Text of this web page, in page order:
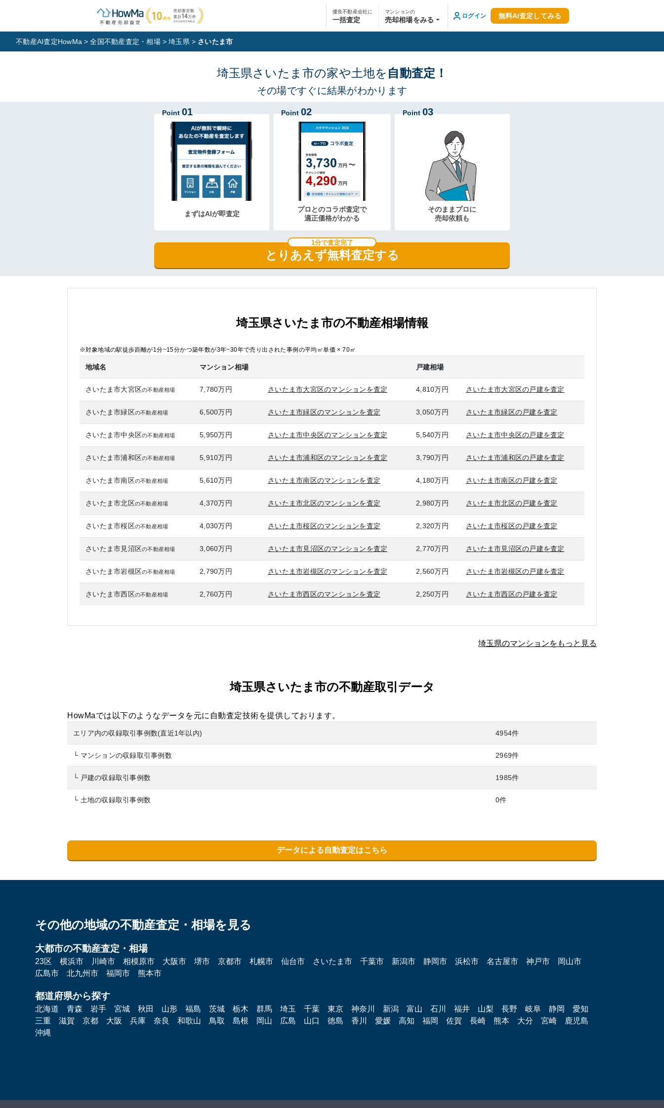
優良不動産会社に
一括査定
マンションの
売却相場をみる
ログイン 無料AI査定してみる
不動産AI査定HowMa > 全国不動産査定・相場 > 埼玉県 > さいたま市
埼玉県さいたま市の家や土地を 自動査定！
その場ですぐに結果がわかります
Point 01
まずはAIが即査定
Point 02
プロとのコラボ査定で
適正価格がわかる
Point 03
そのままプロに
売却依頼も
とりあえず無料査定する
1分で査定完了
埼玉県さいたま市の不動産相場情報
※対象地域の駅徒歩距離が1分~15分かつ築年数が3年~30年で売り出された事例の平均㎡単価 × 70㎡
地域名 マンション相場 戸建相場
さいたま市大宮区の不動産相場 7,780万円 さいたま市大宮区のマンションを査定 4,810万円 さいたま市大宮区の戸建を査定
さいたま市緑区の不動産相場 6,500万円 さいたま市緑区のマンションを査定 3,050万円 さいたま市緑区の戸建を査定
さいたま市中央区の不動産相場 5,950万円 さいたま市中央区のマンションを査定 5,540万円 さいたま市中央区の戸建を査定
さいたま市浦和区の不動産相場 5,910万円 さいたま市浦和区のマンションを査定 3,790万円 さいたま市浦和区の戸建を査定
さいたま市南区の不動産相場 5,610万円 さいたま市南区のマンションを査定 4,180万円 さいたま市南区の戸建を査定
さいたま市北区の不動産相場 4,370万円 さいたま市北区のマンションを査定 2,980万円 さいたま市北区の戸建を査定
さいたま市桜区の不動産相場 4,030万円 さいたま市桜区のマンションを査定 2,320万円 さいたま市桜区の戸建を査定
さいたま市見沼区の不動産相場 3,060万円 さいたま市見沼区のマンションを査定 2,770万円 さいたま市見沼区の戸建を査定
さいたま市岩槻区の不動産相場 2,790万円 さいたま市岩槻区のマンションを査定 2,560万円 さいたま市岩槻区の戸建を査定
さいたま市西区の不動産相場 2,760万円 さいたま市西区のマンションを査定 2,250万円 さいたま市西区の戸建を査定
埼玉県のマンションをもっと見る
埼玉県さいたま市の不動産取引データ
HowMaでは以下のようなデータを元に自動査定技術を提供しております。
エリア内の収録取引事例数(直近1年以内) 4954件
└ マンションの収録取引事例数 2969件
└ 戸建の収録取引事例数 1985件
└ 土地の収録取引事例数 0件
データによる自動査定はこちら
その他の地域の不動産査定・相場を見る
大都市の不動産査定・相場
23区 横浜市 川崎市 相模原市 大阪市 堺市 京都市 札幌市 仙台市 さいたま市 千葉市 新潟市 静岡市 浜松市 名古屋市 神戸市
岡山市
広島市
北九州市 福岡市 熊本市
都道府県から探す
北海道 青森 岩手 宮城 秋田 山形 福島 茨城 栃木 群馬 埼玉 千葉 東京 神奈川 新潟 富山 石川 福井 山梨 長野 岐阜 静岡
愛知
三重
滋賀 京都 大阪 兵庫 奈良 和歌山 鳥取 島根 岡山 広島 山口 徳島 香川 愛媛 高知 福岡 佐賀 長崎 熊本 大分 宮崎
鹿児島
沖縄